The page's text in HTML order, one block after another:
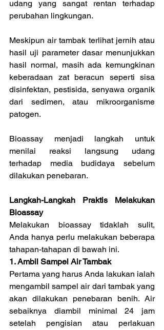
udang yang sangat rentan terhadap
perubahan lingkungan.
Meskipun air tambak terlihat jernih atau
hasil uji parameter dasar menunjukkan
hasil normal, masih ada kemungkinan
keberadaan zat beracun seperti sisa
disinfektan, pestisida, senyawa organik
dari sedimen, atau mikroorganisme
patogen.
Bioassay menjadi langkah untuk
menilai reaksi langsung udang
terhadap media budidaya sebelum
dilakukan penebaran.
Langkah-Langkah Praktis Melakukan
Bioassay
Melakukan bioassay tidaklah sulit,
Anda hanya perlu melakukan beberapa
tahapan-tahapan di bawah ini.
1. Ambil Sampel Air Tambak
Pertama yang harus Anda lakukan ialah
mengambil sampel air dari tambak yang
akan dilakukan penebaran benih. Air
sebaiknya diambil minimal 24 jam
setelah pengisian atau perlakuan